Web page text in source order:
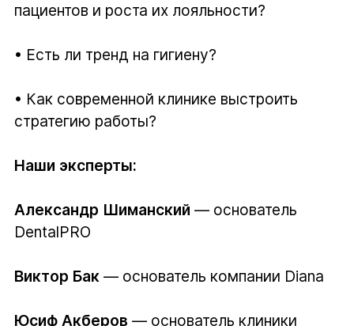
пациентов и роста их лояльности?
• Есть ли тренд на гигиену?
• Как современной клинике выстроить
стратегию работы?
Наши эксперты:
Александр Шиманский — основатель
DentalPRO
Виктор Бак— основатель компании Diana
Юсиф Акберов — основатель клиники